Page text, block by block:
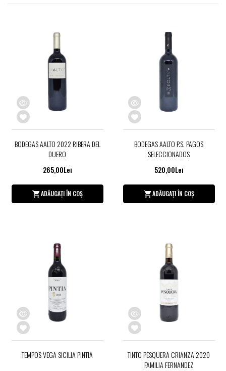
BODEGAS AALTO 2022 RIBERA DEL
DUERO
265,00Lei
ADĂUGAȚI ÎN COȘ
BODEGAS AALTO P.S. PAGOS
SELECCIONADOS
520,00Lei
ADĂUGAȚI ÎN COȘ
TEMPOS VEGA SICILIA PINTIA
TINTO PESQUERA CRIANZA 2020
FAMILIA FERNANDEZ